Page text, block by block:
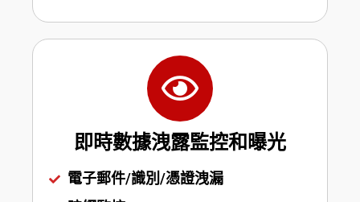
即時數據洩露監控和曝光
電子郵件/識別/憑證洩漏